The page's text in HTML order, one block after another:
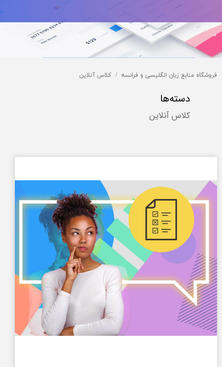
فروشگاه منابع زبان انگلیسی و فرانسه کلاس آنلاین
دسته‌ها
کلاس آنلاین